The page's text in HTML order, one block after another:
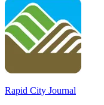
Rapid City Journal